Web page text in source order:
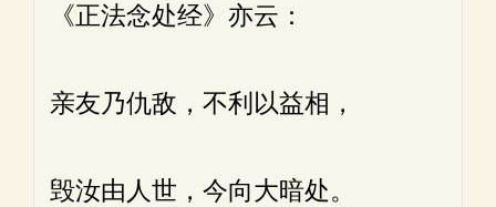
《正法念处经》亦云：
亲友乃仇敌，不利以益相，
毁汝由人世，今向大暗处。